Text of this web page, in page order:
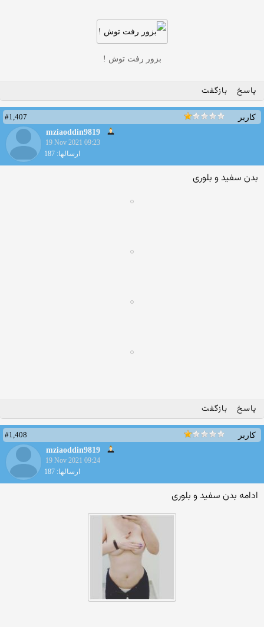
بزور رفت توش !
پاسخ بازگفت
کاربر
#1,407
mziaoddin9819
19 Nov 2021 09:23
ارسالها: 187
بدن سفید و بلوری
پاسخ بازگفت
کاربر
#1,408
mziaoddin9819
19 Nov 2021 09:24
ارسالها: 187
ادامه بدن سفید و بلوری